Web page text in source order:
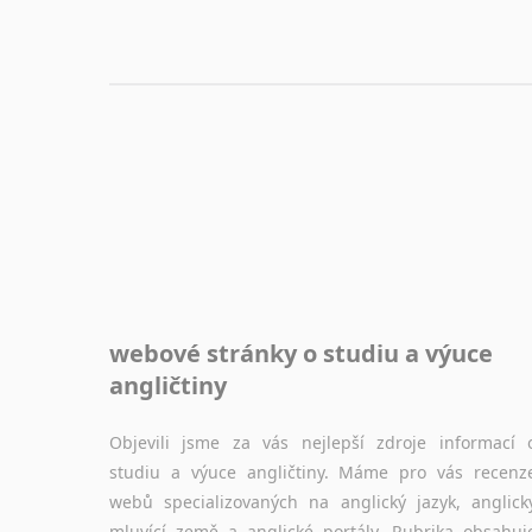
webové stránky o studiu a výuce
angličtiny
Objevili jsme za vás nejlepší zdroje informací
studiu a výuce angličtiny. Máme pro vás
webů specializovaných na anglický jazyk,